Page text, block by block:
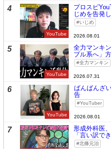
4
YouTube
プロスピ
じめを告発
いじめ
2026.08.01
5
YouTube
全力マンキ
ブル系へ」
全力マンキン
2026.07.31
6
YouTube
ばんばんざ
告
YouTuber
2026.08.01
7
形成外科医
「言い訳で
北條元治